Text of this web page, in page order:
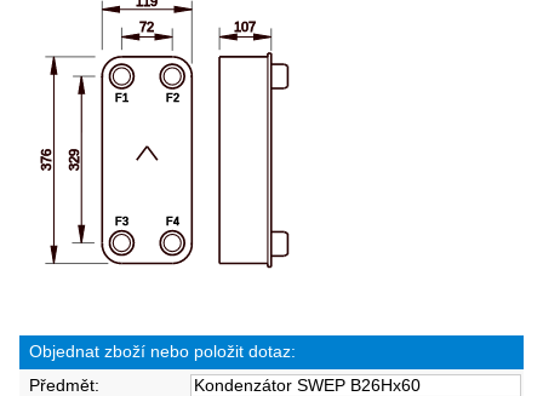
Objednat zboží nebo položit dotaz:
Předmět: